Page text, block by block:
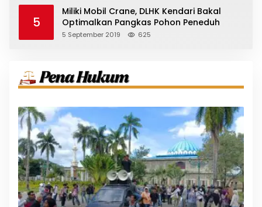
5
Miliki Mobil Crane, DLHK Kendari Bakal
Optimalkan Pangkas Pohon Peneduh
5 September 2019 625